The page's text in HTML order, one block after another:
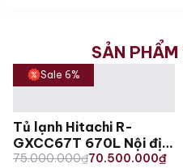
SẢN
Sale 6%
Tủ lạnh Hitachi R-
GXCC67T 670L Nội địa
Nhật
75.000.000₫
Original
70.500.000₫
Current